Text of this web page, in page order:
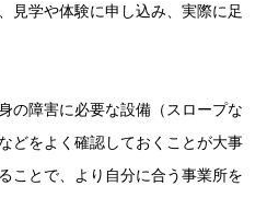
見学や体験に申し込み、実際に足
の障害に必要な設備（スロープな
どをよく確認しておくことが大事
ことで、より自分に合う事業所を